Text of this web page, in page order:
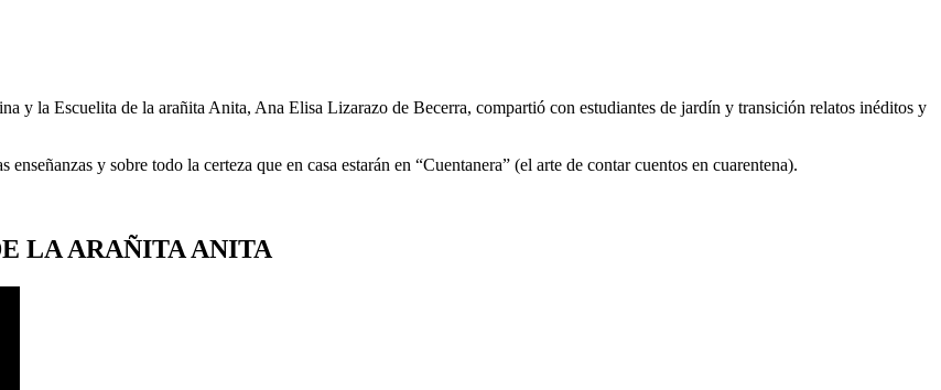
y la Escuelita de la arañita Anita, Ana Elisa Lizarazo de Becerra, compartió con estudiantes de jardín y transición relatos inéditos y
y sobre todo la certeza que en casa estarán en “Cuentanera” (el arte de contar cuentos en cuarentena).
LA ARAÑITA ANITA